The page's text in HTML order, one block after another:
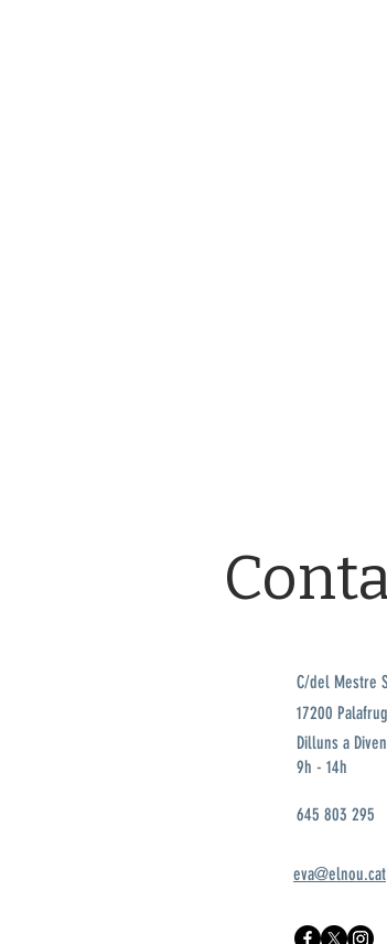
C/del Mestre
17200
645 803 295
eva@elnou.cat
Dilluns a
9h - 14h